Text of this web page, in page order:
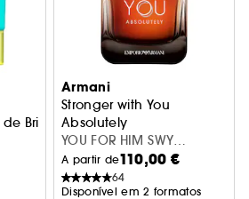
Brilhos e Borbulhas
Armani
Stronger with You
Absolutely
Eau de Parfum
YOU FOR HIM SWY
ABSOLUTELY 50ML
A partir de110,00 €
64
Disponível em 2 formatos